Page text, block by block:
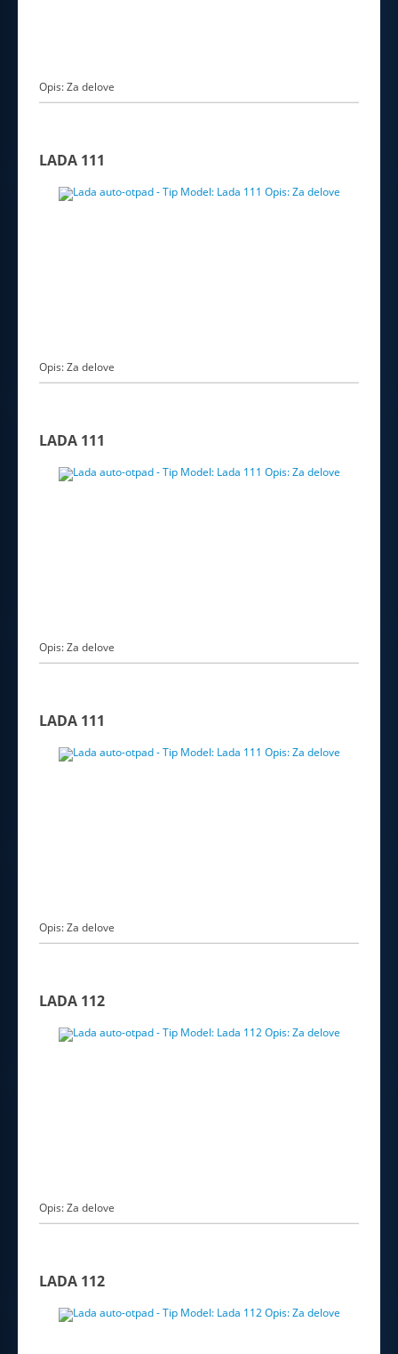
Opis: Za delove
LADA 111
Opis: Za delove
LADA 111
Opis: Za delove
LADA 111
Opis: Za delove
LADA 112
Opis: Za delove
LADA 112